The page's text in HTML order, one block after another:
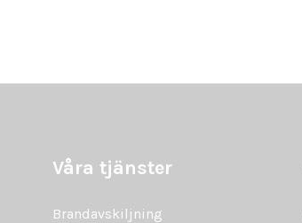
Våra tjänster
Brandavskiljning